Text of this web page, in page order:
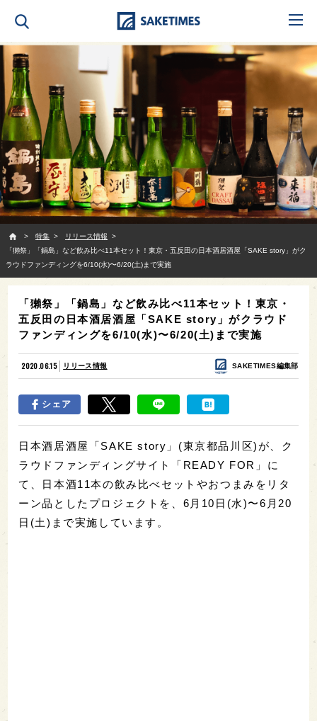
特集
リリース情報
「獺祭」「鍋島」など飲み比べ11本セット！東京・五反田の日本酒居酒屋「SAKE story」がク
ラウドファンディングを6/10(水)〜6/20(土)まで実施
「獺祭」「鍋島」など飲み比べ11本セット！東京・
五反田の日本酒居酒屋「SAKE story」がクラウド
ファンディングを6/10(水)〜6/20(土)まで実施
2020.06.15 リリース情報 SAKETIMES編集部
シェア
日本酒居酒屋「SAKE story」(東京都品川区)が、ク
ラウドファンディングサイト「READY FOR」に
て、日本酒11本の飲み比べセットやおつまみをリタ
ーン品としたプロジェクトを、6月10日(水)〜6月20
日(土)まで実施しています。